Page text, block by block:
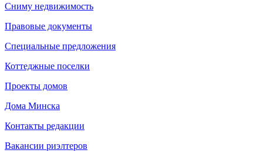
Сниму недвижимость
Правовые документы
Специальные предложения
Коттеджные поселки
Проекты домов
Дома Минска
Контакты редакции
Вакансии риэлтеров